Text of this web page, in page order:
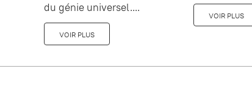
du génie universel....
VOIR PLUS
VOIR PLUS